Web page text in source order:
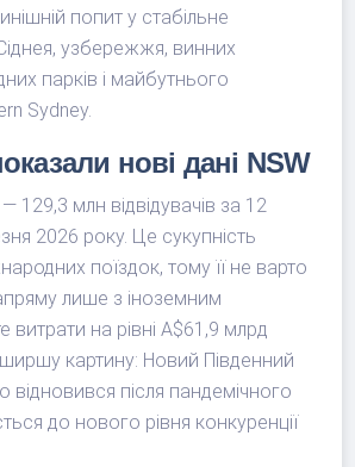
попит у стабільне
узбережжя, винних
парків і майбутнього
Sydney.
нові дані NSW
129,3 млн відвідувачів за 12
2026 року. Це сукупність
поїздок, тому її не варто
лише з іноземним
витрати на рівні A$61,9 млрд
картину: Новий Південний
відновився після пандемічного
до нового рівня конкуренції